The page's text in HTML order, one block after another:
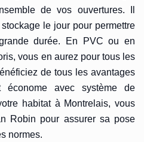
de vos ouvertures. Il
le jour pour permettre
durée. En PVC ou en
vous en aurez pour tous les
de tous les avantages
économe avec système de
habitat à Montrelais, vous
Robin pour assurer sa pose
normes.